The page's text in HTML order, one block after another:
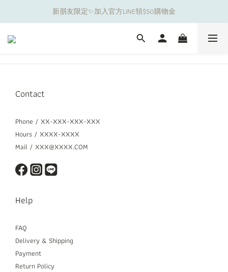
夏日舒適無痕｜3件$1199自由配專區
新朋友限定✨加入官方LINE領$50購物金
夏日舒適無痕｜3件$1199自由配專區
Contact
Phone / XX-XXX-XXX-XXX
Hours / XXXX-XXXX
Mail / XXX@XXXX.COM
Help
FAQ
Delivery & Shipping
Payment
Return Policy